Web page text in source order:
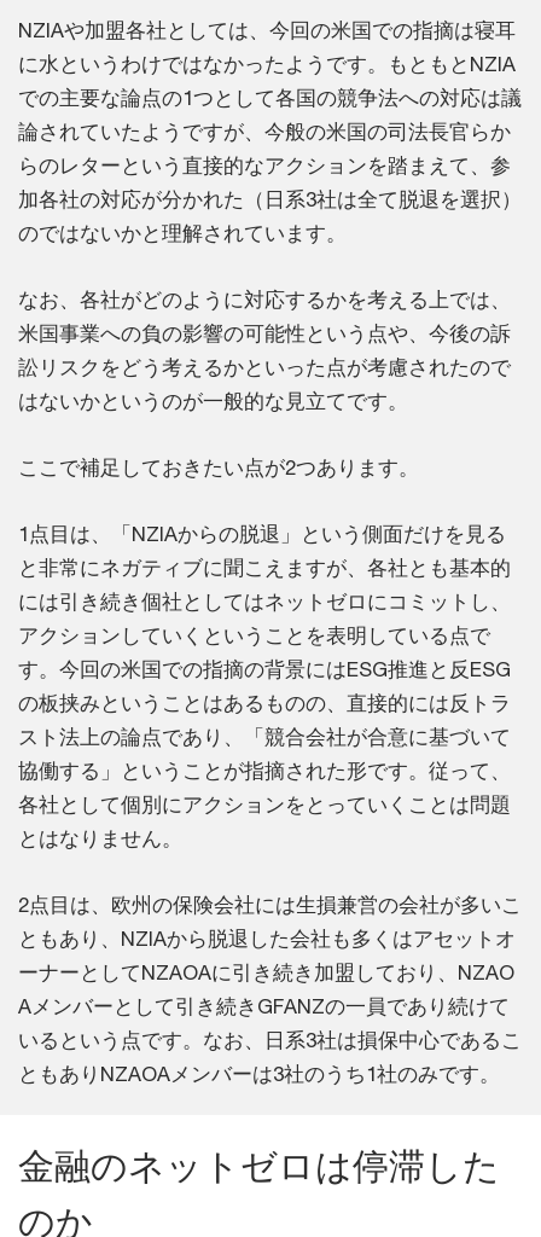
NZIAや加盟各社としては、今回の米国での指摘は寝耳
に水というわけではなかったようです。もともとNZIA
での主要な論点の1つとして各国の競争法への対応は議
論されていたようですが、今般の米国の司法長官らか
らのレターという直接的なアクションを踏まえて、参
加各社の対応が分かれた（日系3社は全て脱退を選択）
のではないかと理解されています。
なお、各社がどのように対応するかを考える上では、
米国事業への負の影響の可能性という点や、今後の訴
訟リスクをどう考えるかといった点が考慮されたので
はないかというのが一般的な見立てです。
ここで補足しておきたい点が2つあります。
1点目は、「NZIAからの脱退」という側面だけを見る
と非常にネガティブに聞こえますが、各社とも基本的
には引き続き個社としてはネットゼロにコミットし、
アクションしていくということを表明している点で
す。今回の米国での指摘の背景にはESG推進と反ESG
の板挟みということはあるものの、直接的には反トラ
スト法上の論点であり、「競合会社が合意に基づいて
協働する」ということが指摘された形です。従って、
各社として個別にアクションをとっていくことは問題
とはなりません。
2点目は、欧州の保険会社には生損兼営の会社が多いこ
ともあり、NZIAから脱退した会社も多くはアセットオ
ーナーとしてNZAOAに引き続き加盟しており、NZAO
Aメンバーとして引き続きGFANZの一員であり続けて
いるという点です。なお、日系3社は損保中心であるこ
ともありNZAOAメンバーは3社のうち1社のみです。
金融のネットゼロは停滞した
のか